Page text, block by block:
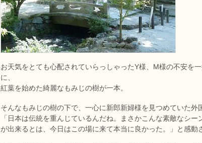
お天気をとても心配されていらっしゃったY様、M様の不安を
に、
紅葉を始めた綺麗なもみじの樹が一本。
そんなもみじの樹の下で、一心に新郎新婦様を見つめていた外
「日本は伝統を重んじているんだね。まさかこんな素敵なシー
が出来るとは、今日はこの場に来て本当に良かった。」と感動